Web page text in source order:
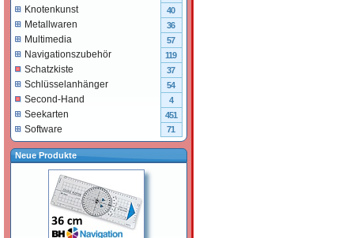
Knotenkunst 40
Metallwaren 36
Multimedia 57
Navigationszubehör 119
Schatzkiste 37
Schlüsselanhänger 54
Second-Hand 4
Seekarten 451
Software 71
Neue Produkte